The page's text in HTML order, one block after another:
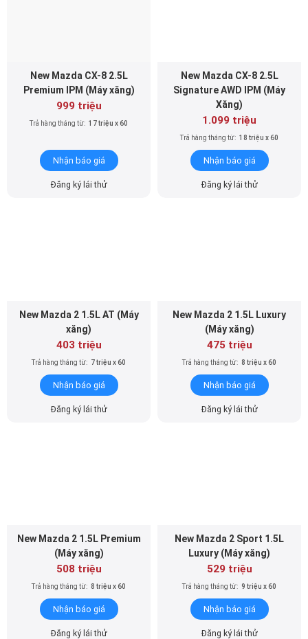
New Mazda CX-8 2.5L
Premium IPM (Máy xăng)
999 triệu
Trả hàng tháng từ: 17 triệu x 60
Nhận báo giá
Đăng ký lái thử
New Mazda CX-8 2.5L
Signature AWD IPM (Máy
Xăng)
1.099 triệu
Trả hàng tháng từ: 18 triệu x 60
Nhận báo giá
Đăng ký lái thử
New Mazda 2 1.5L AT (Máy
xăng)
403 triệu
Trả hàng tháng từ: 7 triệu x 60
Nhận báo giá
Đăng ký lái thử
New Mazda 2 1.5L Luxury
(Máy xăng)
475 triệu
Trả hàng tháng từ: 8 triệu x 60
Nhận báo giá
Đăng ký lái thử
New Mazda 2 1.5L Premium
(Máy xăng)
508 triệu
Trả hàng tháng từ: 8 triệu x 60
Nhận báo giá
Đăng ký lái thử
New Mazda 2 Sport 1.5L
Luxury (Máy xăng)
529 triệu
Trả hàng tháng từ: 9 triệu x 60
Nhận báo giá
Đăng ký lái thử